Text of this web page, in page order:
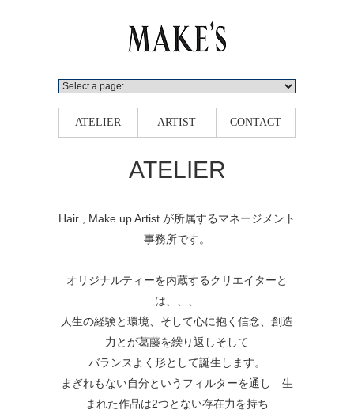
ATELIER ARTIST CONTACT
ATELIER
Hair , Make up Artist が所属するマネージメント
事務所です。
オリジナルティーを内蔵するクリエイターと
は、、、
人生の経験と環境、そして心に抱く信念、創造
力とが葛藤を繰り返しそして
バランスよく形として誕生します。
まぎれもない自分というフィルターを通し 生
まれた作品は2つとない存在力を持ち